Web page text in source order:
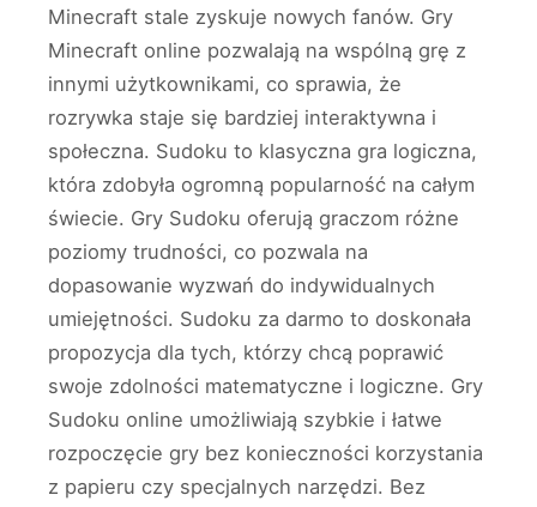
Minecraft stale zyskuje nowych fanów. Gry
Minecraft online pozwalają na wspólną grę z
innymi użytkownikami, co sprawia, że
rozrywka staje się bardziej interaktywna i
społeczna. Sudoku to klasyczna gra logiczna,
która zdobyła ogromną popularność na całym
świecie. Gry Sudoku oferują graczom różne
poziomy trudności, co pozwala na
dopasowanie wyzwań do indywidualnych
umiejętności. Sudoku za darmo to doskonała
propozycja dla tych, którzy chcą poprawić
swoje zdolności matematyczne i logiczne. Gry
Sudoku online umożliwiają szybkie i łatwe
rozpoczęcie gry bez konieczności korzystania
z papieru czy specjalnych narzędzi. Bez